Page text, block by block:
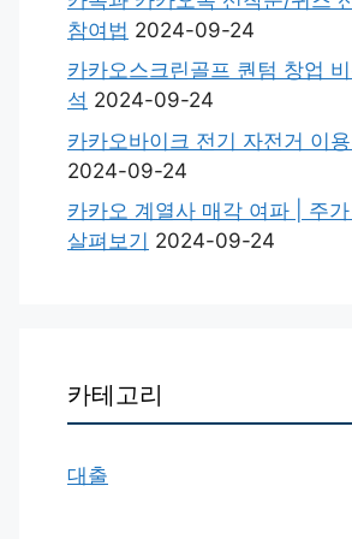
참여법 2024-09-24
카카오스크린골프 퀀텀 창업
석 2024-09-24
카카오바이크 전기 자전거 이
2024-09-24
카카오 계열사 매각 여파 | 주
살펴보기 2024-09-24
카테고리
대출